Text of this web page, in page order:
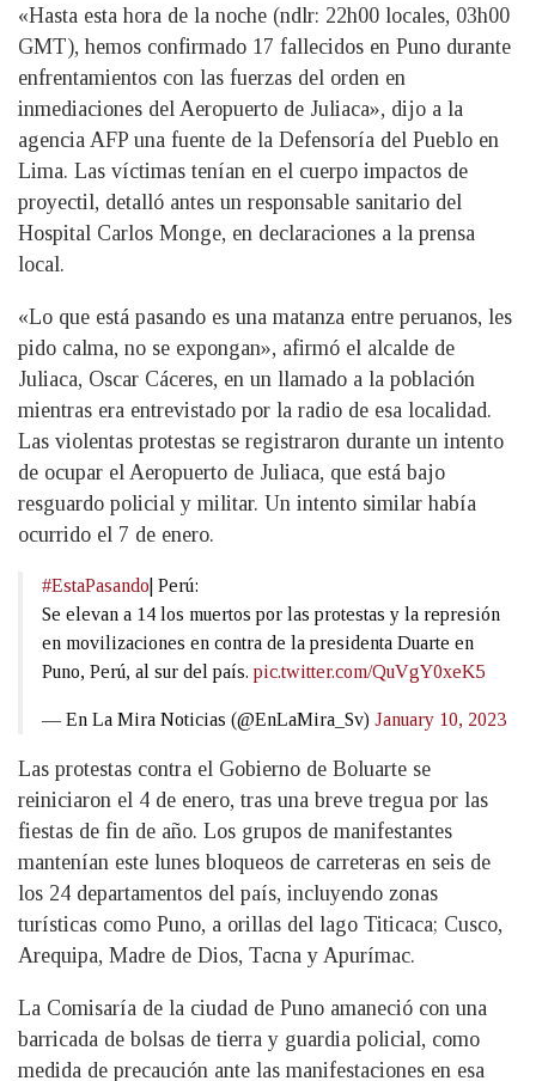
«Hasta esta hora de la noche (ndlr: 22h00 locales, 03h00
GMT), hemos confirmado 17 fallecidos en Puno durante
enfrentamientos con las fuerzas del orden en
inmediaciones del Aeropuerto de Juliaca», dijo a la
agencia AFP una fuente de la Defensoría del Pueblo en
Lima. Las víctimas tenían en el cuerpo impactos de
proyectil, detalló antes un responsable sanitario del
Hospital Carlos Monge, en declaraciones a la prensa
local.
«Lo que está pasando es una matanza entre peruanos, les
pido calma, no se expongan», afirmó el alcalde de
Juliaca, Oscar Cáceres, en un llamado a la población
mientras era entrevistado por la radio de esa localidad.
Las violentas protestas se registraron durante un intento
de ocupar el Aeropuerto de Juliaca, que está bajo
resguardo policial y militar. Un intento similar había
ocurrido el 7 de enero.
#EstaPasando | Perú:
Se elevan a 14 los muertos por las protestas y la represión
en movilizaciones en contra de la presidenta Duarte en
Puno, Perú, al sur del país. pic.twitter.com/QuVgY0xeK5
— En La Mira Noticias (@EnLaMira_Sv) January 10, 2023
Las protestas contra el Gobierno de Boluarte se
reiniciaron el 4 de enero, tras una breve tregua por las
fiestas de fin de año. Los grupos de manifestantes
mantenían este lunes bloqueos de carreteras en seis de
los 24 departamentos del país, incluyendo zonas
turísticas como Puno, a orillas del lago Titicaca; Cusco,
Arequipa, Madre de Dios, Tacna y Apurímac.
La Comisaría de la ciudad de Puno amaneció con una
barricada de bolsas de tierra y guardia policial, como
medida de precaución ante las manifestaciones en esa